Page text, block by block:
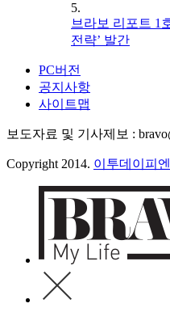
5.
브라보 리포트 1
전략’ 발간
PC버전
공지사항
사이트맵
보도자료 및 기사제보 :
Copyright 2014. 이투데이피엔